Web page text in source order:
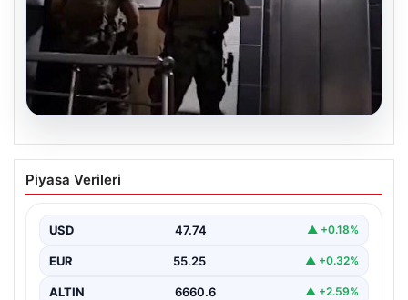
İntihar Eden Kişinin Mektubunda Ortaya
Çıkan İsimler ile Milyarlık Tefecilik
Elazığ'da, tefecilere borçlandığını belirterek yaşamına
alan…
Piyasa Verileri
USD 47.74 ▲ +0.18%
EUR 55.25 ▲ +0.32%
ALTIN 6660.6 ▲ +2.59%